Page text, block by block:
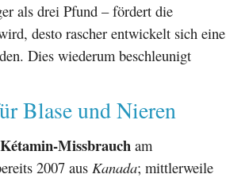
als drei Pfund – fördert die
desto rascher entwickelt sich eine
Dies wiederum beschleunigt
Blase und Nieren
Kétamin-Missbrauch am
2007 aus Kanada; mittlerweile